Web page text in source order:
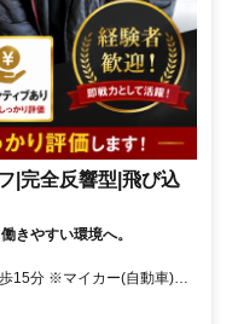
|完全反響型|飛び込
きやすい環境へ。
ます。